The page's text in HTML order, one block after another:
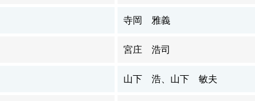
寺岡 雅義
宮庄 浩司
山下 浩、山下 敏夫